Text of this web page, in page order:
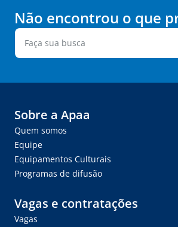
Não encontrou o que
Sobre a Apaa
Quem somos
Equipe
Equipamentos Culturais
Programas de difusão
Vagas e contratações
Vagas